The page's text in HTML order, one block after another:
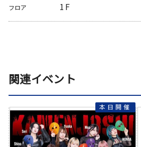
フロア 1F
関連イベント